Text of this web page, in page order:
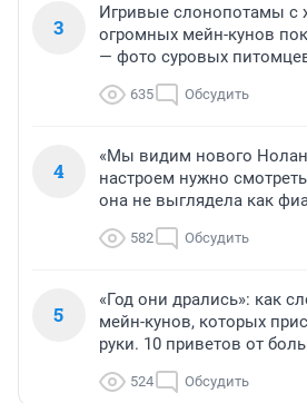
3
Игривые слонопотамы с
огромных мейн-кунов
— фото суровых
635 Обсудить
4
«Мы видим нового
настроем нужно
она не выглядела как
582 Обсудить
5
«Год они дрались»: как
мейн-кунов, которых
руки. 10 приветов от
524 Обсудить